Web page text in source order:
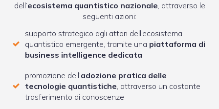
dell’ecosistema quantistico nazionale, attraverso le
seguenti azioni:
supporto strategico agli attori dell’ecosistema
quantistico emergente, tramite una piattaforma di
business intelligence dedicata
promozione dell’adozione pratica delle
tecnologie quantistiche, attraverso un costante
trasferimento di conoscenze